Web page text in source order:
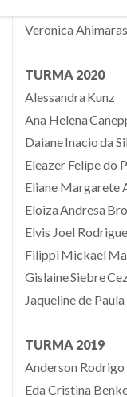
Veronica
TURMA 2020
Alessandra Kunz
Ana Helena
Daiane Inacio da
Eleazer Felipe do
Eliane Margarete
Eloiza Andresa
Elvis Joel
Filippi Mickael
Gislaine Siebre
Jaqueline de
TURMA 2019
Anderson Rodrigo
Eda Cristina